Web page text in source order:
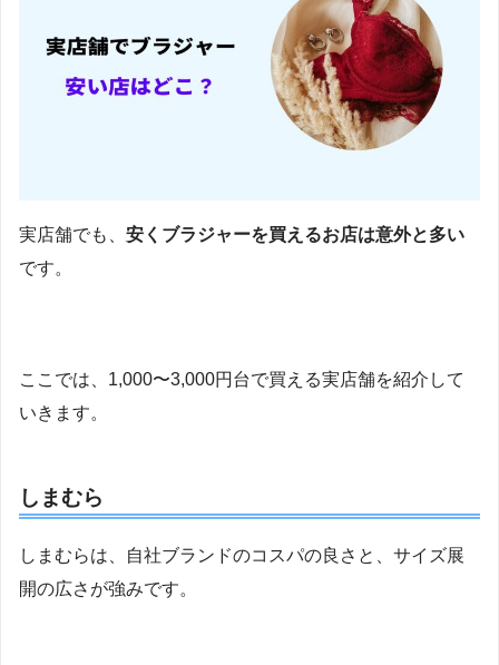
実店舗でも、 安くブラジャーを買えるお店は意外と多い
です。
ここでは、1,000〜3,000円台で買える実店舗を紹介して
いきます。
しまむら
しまむらは、自社ブランドのコスパの良さと、サイズ展
開の広さが強みです。